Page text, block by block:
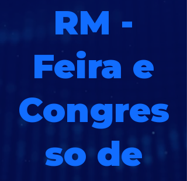
RM -
Feira e
Congres
so de